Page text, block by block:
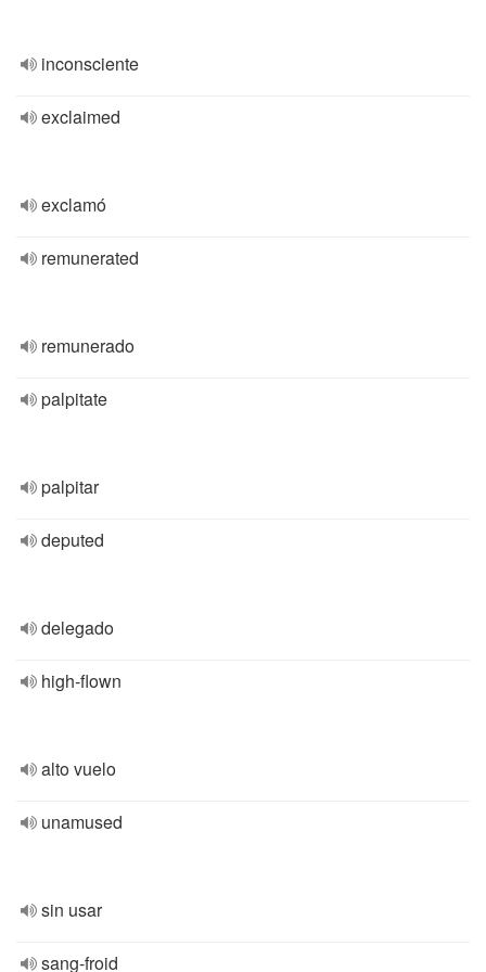
inconsciente
exclaimed
exclamó
remunerated
remunerado
palpitate
palpitar
deputed
delegado
high-flown
alto vuelo
unamused
sin usar
sang-froid